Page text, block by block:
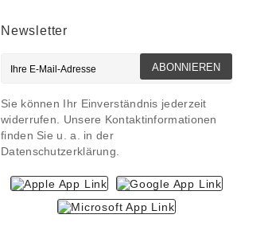
Newsletter
ABONNIEREN
Sie können Ihr Einverständnis jederzeit
widerrufen. Unsere Kontaktinformationen
finden Sie u. a. in der
Datenschutzerklärung.